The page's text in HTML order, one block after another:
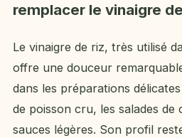
remplacer le vinaigre
Le vinaigre de riz, très utilisé
offre une douceur
dans les préparations
de poisson cru, les salades de
sauces légères. Son profil